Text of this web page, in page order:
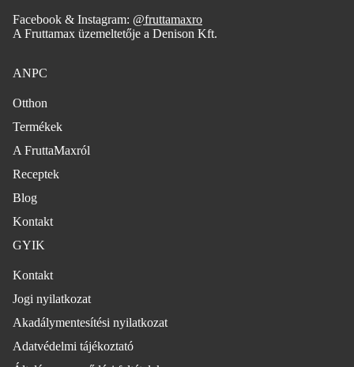
Facebook & Instagram: @fruttamaxro
A Fruttamax üzemeltetője a Denison Kft.
ANPC
Otthon
Termékek
A FruttaMaxról
Receptek
Blog
Kontakt
GYIK
Kontakt
Jogi nyilatkozat
Akadálymentesítési nyilatkozat
Adatvédelmi tájékoztató
Adatvédelmi szabályzat
Szolgáltatási feltételek
Szállítási szabályzat